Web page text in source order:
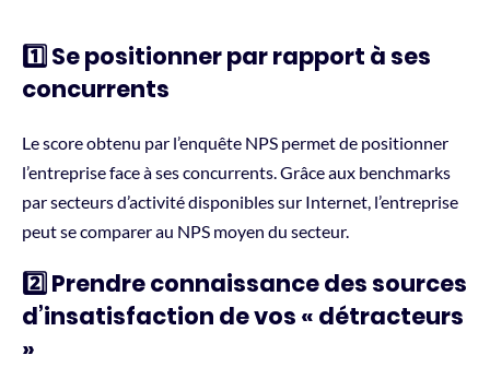
1️⃣ Se positionner par rapport à ses
concurrents
Le score obtenu par l’enquête NPS permet de positionner
l’entreprise face à ses concurrents. Grâce aux benchmarks
par secteurs d’activité disponibles sur Internet, l’entreprise
peut se comparer au NPS moyen du secteur.
2️⃣ Prendre connaissance des sources
d’insatisfaction de vos « détracteurs
»